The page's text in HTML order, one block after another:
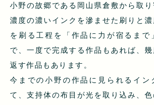
小野の故郷である岡山県倉敷から取り
濃度の濃いインクを滲ませた刷りと
を刷る工程を「作品に力が宿るまで
で、一度で完成する作品もあれば、
返す作品もあります。
今までの小野の作品に見られるイン
て、支持体の布目が光を取り込み、